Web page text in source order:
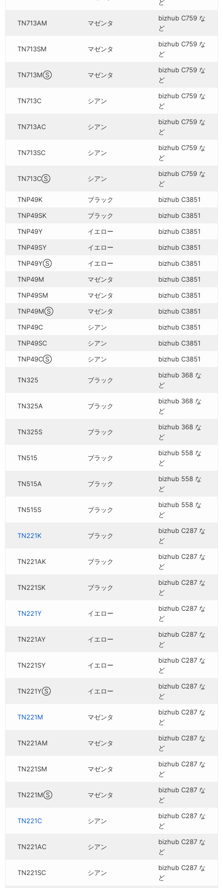
ど
TN713AM マゼンタ
bizhub C759 な
ど
TN713SM マゼンタ
bizhub C759 な
ど
TN713MⓈ マゼンタ
bizhub C759 な
ど
TN713C シアン
bizhub C759 な
ど
TN713AC シアン
bizhub C759 な
ど
TN713SC シアン
bizhub C759 な
ど
TN713CⓈ シアン
bizhub C759 な
ど
TNP49K
ブラック
bizhub C3851
TNP49SK
ブラック
bizhub C3851
TNP49Y
イエロー
bizhub C3851
TNP49SY
イエロー
bizhub C3851
TNP49YⓈ
イエロー
bizhub C3851
TNP49M
マゼンタ
bizhub C3851
TNP49SM
マゼンタ
bizhub C3851
TNP49MⓈ
マゼンタ
bizhub C3851
TNP49C
シアン
bizhub C3851
TNP49SC
シアン
bizhub C3851
TNP49CⓈ
シアン bizhub C3851
TN325 ブラック
bizhub 368 な
ど
TN325A ブラック
bizhub 368 な
ど
TN325S ブラック
bizhub 368 な
ど
TN515 ブラック
bizhub 558 な
ど
TN515A ブラック
bizhub 558 な
ど
TN515S ブラック
bizhub 558 な
ど
TN221K ブラック
bizhub C287 な
ど
TN221AK ブラック
bizhub C287 な
ど
TN221SK ブラック
bizhub C287 な
ど
TN221Y イエロー
bizhub C287 な
ど
TN221AY イエロー
bizhub C287 な
ど
TN221SY イエロー
bizhub C287 な
ど
TN221YⓈ イエロー
bizhub C287 な
ど
TN221M マゼンタ
bizhub C287 な
ど
TN221AM マゼンタ
bizhub C287 な
ど
TN221SM マゼンタ
bizhub C287 な
ど
TN221MⓈ マゼンタ
bizhub C287 な
ど
TN221C シアン
bizhub C287 な
ど
TN221AC シアン
bizhub C287 な
ど
TN221SC シアン
bizhub C287 な
ど